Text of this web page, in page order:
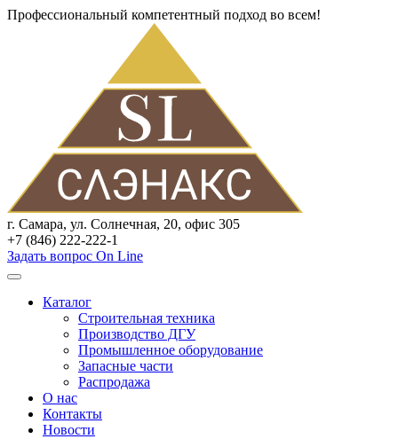
Профессиональный компетентный подход во всем!
г. Самара, ул. Солнечная, 20, офис 305
+7 (846) 222-222-1
Задать вопрос On Line
Каталог
Строительная техника
Производство ДГУ
Промышленное оборудование
Запасные части
Распродажа
О нас
Контакты
Новости